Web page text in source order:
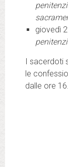
giovedì
I sacerdoti
le
dalle ore